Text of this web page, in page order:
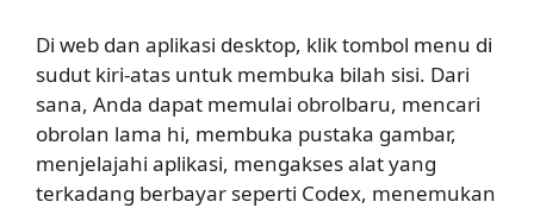
Di web dan aplikasi desktop, klik tombol menu di
sudut kiri-atas untuk membuka bilah sisi. Dari
sana, Anda dapat memulai obrolbaru, mencari
obrolan lama hi, membuka pustaka gambar,
menjelajahi aplikasi, mengakses alat yang
terkadang berbayar seperti Codex, menemukan